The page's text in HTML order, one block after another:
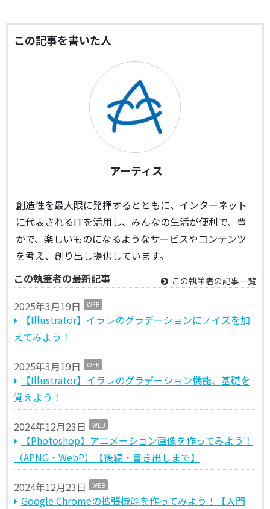
この記事を書いた人
アーティス
創造性を最大限に発揮するとともに、インターネット
に代表されるITを活用し、みんなの生活が便利で、豊
かで、楽しいものになるようなサービスやコンテンツ
を考え、創り出し提供しています。
この執筆者の最新記事
この執筆者の記事一覧
2025年3月19日 WEB
【Illustrator】イラレのグラデーションにノイズを加
えてみよう！
2025年3月19日 WEB
【Illustrator】イラレのグラデーション機能、基礎を
覚えよう！
2024年12月23日 WEB
【Photoshop】アニメーション画像を作ってみよう！
（APNG・WebP）【後編・書き出しまで】
2024年12月23日 WEB
Google Chromeの拡張機能を作ってみよう！【入門